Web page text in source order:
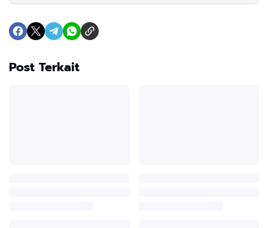
Post Terkait